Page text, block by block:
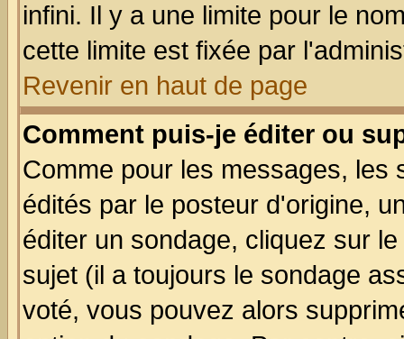
infini. Il y a une limite pour le
cette limite est fixée par
Revenir en haut de page
Comment puis-je éditer ou
Comme pour les messages, les
édités par le posteur d'origine,
éditer un sondage, cliquez sur
sujet (il a toujours le sondage
voté, vous pouvez alors